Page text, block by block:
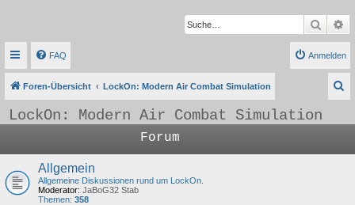
Suche
FAQ Anmelden
Foren-Übersicht LockOn: Modern Air Combat Simulation
c
LockOn: Modern Air Combat Simulation
Forum
Allgemein
Allgemeine Diskussionen rund um LockOn.
Moderator: JaBoG32 Stab
Themen: 358